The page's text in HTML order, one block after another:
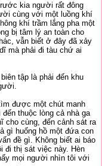
kia người rất đông
cùng với một luồng khí
khí trầm lắng pha một
bị tâm lý an toàn cho
vẫn biết ở đây đã xảy
mà phải đi tàu chứ ai
tập là phải đến khu
được một chút manh
thuộc lòng cả nhà ga
cho cùng, đến cảnh sát ra
gì huống hồ một đứa con
đề gì. Không biết ai báo
đi thị sát việc này. Hèn
mọi người nhìn tôi với